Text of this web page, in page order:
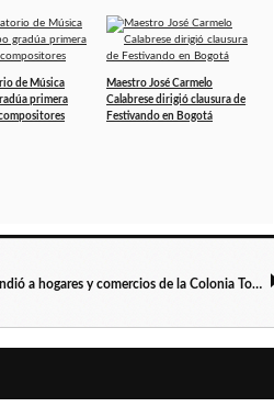
de Música
primera
Maestro José Carmelo
Calabrese dirigió clausura de
Festivando en Bogotá
Cantv atendió a hogares y comercios de la Colonia Tovar en el estado Aragua (+Video)